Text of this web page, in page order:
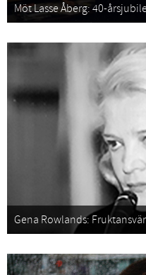
Möt Lasse Åberg: 40-
Gena Rowlands: